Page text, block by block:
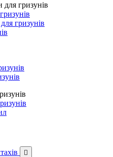
для гризунів
гризунів
